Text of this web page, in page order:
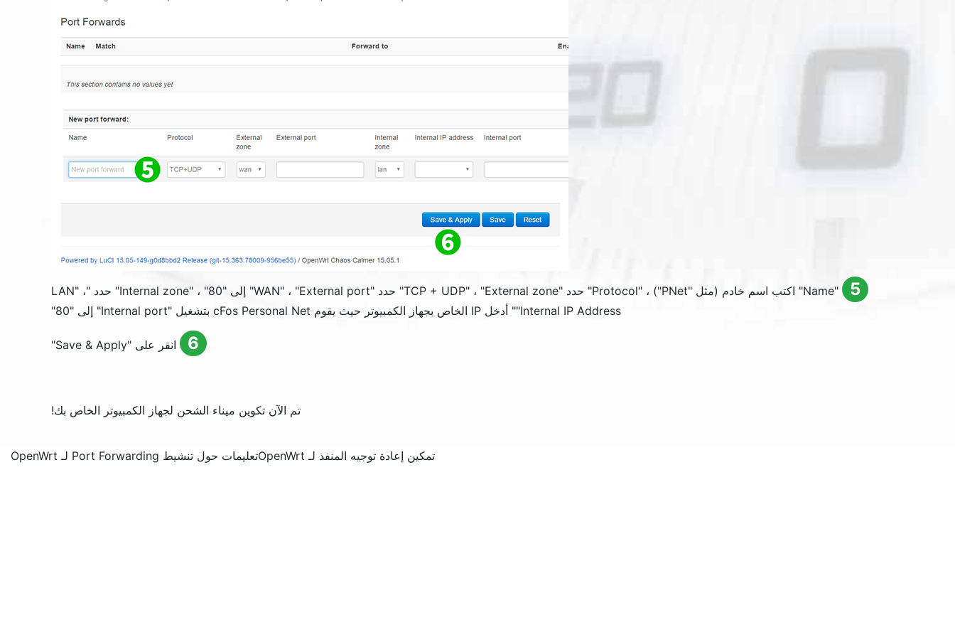
5
"
Name" اكتب اسم خادم (مثل "PNet") ، " Protocol" حدد "TCP + UDP" ، "External zone " حدد " WAN" ، "External port " إلى "80" ، " Internal zone" حدد " LAN" ،
"Internal IP Address " أدخل IP الخاص بجهاز الكمبيوتر حيث يقوم cFos Personal Net بتشغيل " Internal port" إلى "80"
6 انقر على "Save & Apply
"
تم الآن تكوين ميناء الشحن لجهاز الكمبيوتر الخاص بك!
تمكين إعادة توجيه المنفذ لـ OpenWrt تعليمات حول تنشيط Port Forwarding لـ OpenWrt